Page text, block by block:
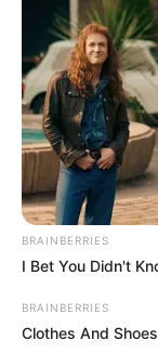
BRAINBERRIES
I Bet You Didn't
BRAINBERRIES
Clothes And